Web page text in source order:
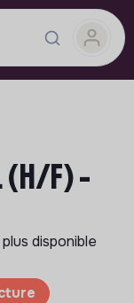
(H/F) -
disponible